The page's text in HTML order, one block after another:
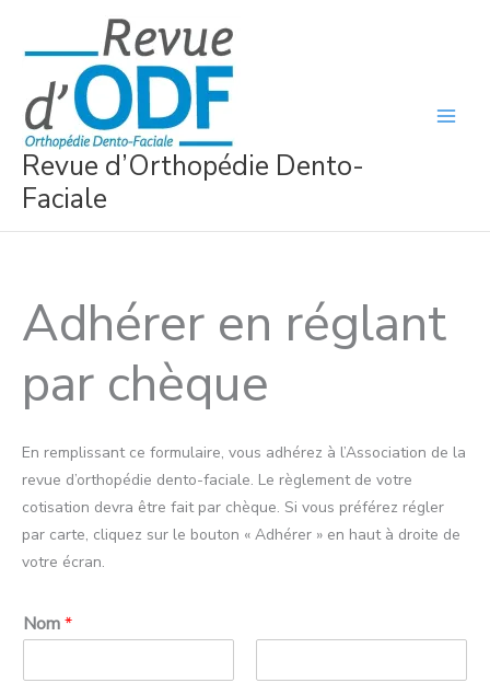
Revue d’Orthopédie Dento-
Faciale
Adhérer en réglant
par chèque
En remplissant ce formulaire, vous adhérez à l’Association de la
revue d’orthopédie dento-faciale. Le règlement de votre
cotisation devra être fait par chèque. Si vous préférez régler
par carte, cliquez sur le bouton « Adhérer » en haut à droite de
votre écran.
Nom*